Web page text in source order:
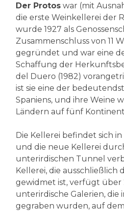
Der Protos war (mit
die erste Weinkellerei der
wurde 1927 als
Zusammenschluss von 11
gegründet und war eine
Schaffung der
del Duero (1982)
ist sie eine der
Spaniens, und ihre Weine
Ländern auf fünf
Die Kellerei befindet sich
und die neue Kellerei
unterirdischen Tunnel
Kellerei, die ausschließlich
gewidmet ist, verfügt über
unterirdische Galerien, die
gegraben wurden, auf